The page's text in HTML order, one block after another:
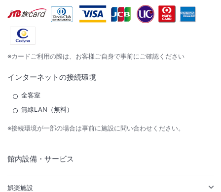
※カードご利用の際は、お客様ご自身で事前にご確認ください
インターネットの接続環境
全客室
無線LAN（無料）
※接続環境が一部の場合は事前に施設に問い合わせください。
館内設備・サービス
娯楽施設